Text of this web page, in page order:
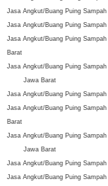
Jasa Angkut/Buang Puing
Jasa Angkut/Buang Puing
Jasa Angkut/Buang Puing
Barat
Jasa Angkut/Buang Puing
Jawa Barat
Jasa Angkut/Buang Puing
Jasa Angkut/Buang Puing
Barat
Jasa Angkut/Buang Puing
Jawa Barat
Jasa Angkut/Buang Puing
Jasa Angkut/Buang Puing